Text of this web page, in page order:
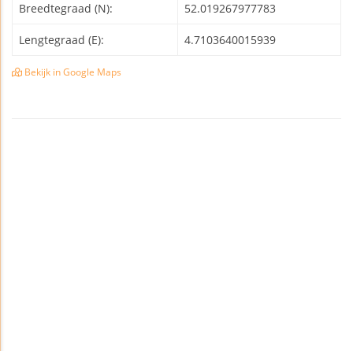
Breedtegraad (N): 52.019267977783
Lengtegraad (E): 4.7103640015939
Bekijk in Google Maps